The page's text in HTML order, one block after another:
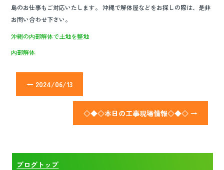
島のお仕事もご対応いたします。 沖縄で解体屋などをお探しの際は、是非
お問い合わせ下さい。
沖縄の内部解体で土地を整地
内部解体
← 2024/06/13
◇◆◇本日の工事現場情報◇◆◇ →
ブログトップ